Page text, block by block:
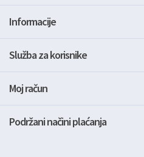
Informacije
Služba za korisnike
Moj račun
Podržani načini plaćanja